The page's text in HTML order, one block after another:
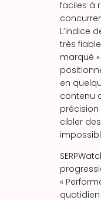
faciles à
L’indice
très
marqué
en
contenu
cibler
«